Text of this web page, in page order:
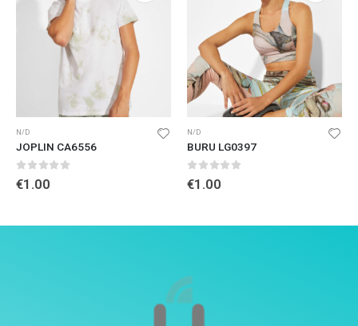
N/D
JOPLIN CA6556
0out of 5
€1.00
N/D
BURU LG0397
0out of 5
€1.00